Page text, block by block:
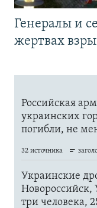
Генералы и
жертвах